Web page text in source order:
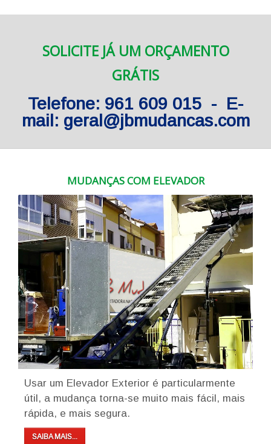
SOLICITE JÁ UM ORÇAMENTO
GRÁTIS
Telefone: 961 609 015 - E-
mail: geral@jbmudancas.com
MUDANÇAS COM ELEVADOR
Usar um Elevador Exterior é particularmente
útil, a mudança torna-se muito mais fácil, mais
rápida, e mais segura.
SAIBA MAIS...